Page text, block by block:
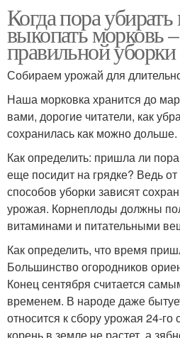
Когда пора
выкопать морковь
правильной
Собираем урожай для
Наша морковка хранится до
вами, дорогие читатели, как
сохранилась как можно дольше.
Как определить: пришла ли
еще посидит на грядке? Ведь
способов уборки зависят
урожая. Корнеплоды должны
витаминами и питательными
Как определить, что время
Большинство огородников
Конец сентября считается
временем. В народе даже
относится к сбору урожая 24-
корень в земле не растет, а